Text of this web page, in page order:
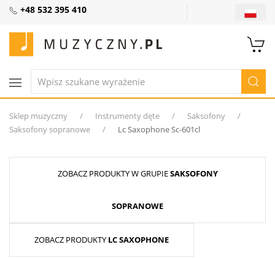
+48 532 395 410
Sklep muzyczny Instrumenty dęte
Saksofony
Saksofony sopranowe
Lc Saxophone Sc-601cl
ZOBACZ PRODUKTY W GRUPIESAKSOFONY
SOPRANOWE
ZOBACZ PRODUKTY LC SAXOPHONE